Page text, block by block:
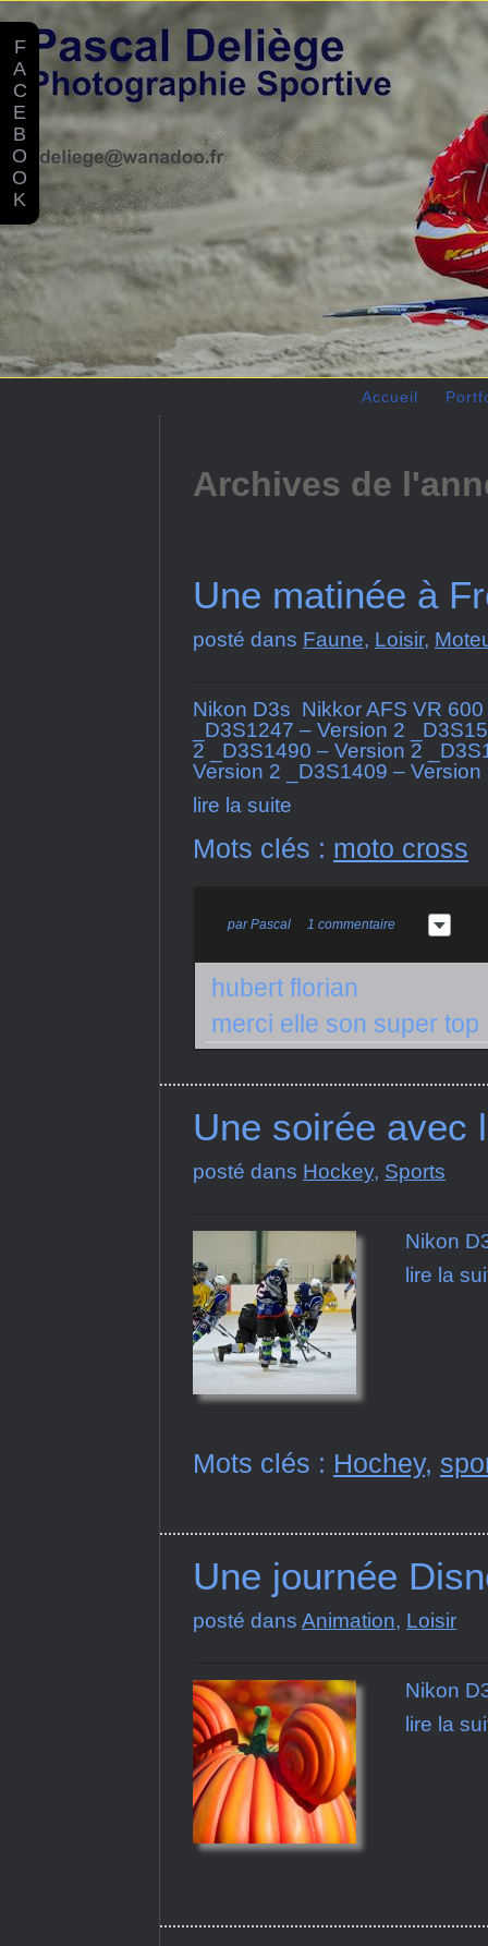
Accueil
Archives de
Une matinée à
posté dans Faune, Loisir,
Nikon D3s Nikkor AFS VR
_D3S1247 – Version 2
2 _D3S1490 – Version 2
Version 2 _D3S1409 –
lire la suite
Mots clés : moto cross
parPascal 1 commentaire
hubert florian
merci elle son super top
Une soirée avec
posté dans Hockey, Sports
Nikon
lire la
Mots clés : Hochey,
Une journée
posté dans Animation, Loisir
Nikon
lire la
F
A
C
E
B
O
O
K